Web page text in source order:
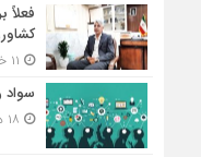
فعلاً
سواد